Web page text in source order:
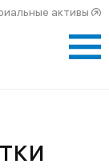
активы